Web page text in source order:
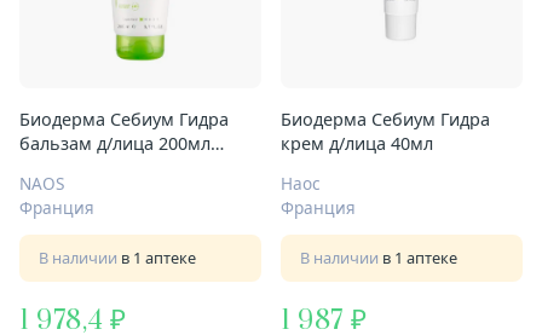
Биодерма Себиум Гидра
бальзам д/лица 200мл
NAOS
Франция
В наличии в 1 аптеке
1 978,4
Биодерма Себиум Гидра
крем д/лица 40мл
Наос
Франция
В наличии в 1 аптеке
1 987